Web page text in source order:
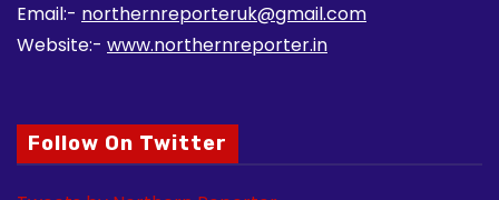
Email:- northernreporteruk@gmail.com
Website:- www.northernreporter.in
Follow On Twitter